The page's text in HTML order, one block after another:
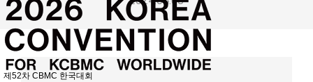
제52차 CBMC 한국대회